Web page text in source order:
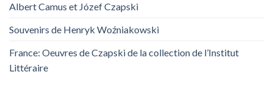
Albert Camus et Józef Czapski
Souvenirs de Henryk Woźniakowski
France: Oeuvres de Czapski de la collection de l’Institut
Littéraire